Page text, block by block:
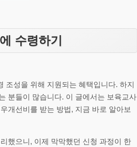
수령하기
조성을 위해 지원되는 혜택입니다. 하지
분들이 많습니다. 이 글에서는 보육교사
개선비를 받는 방법, 지금 바로 알아보
했으니, 이제 막막했던 신청 과정이 한